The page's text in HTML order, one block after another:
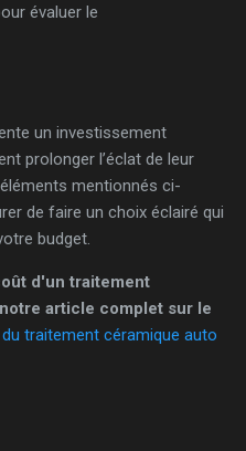
évaluer le
un investissement
prolonger l’éclat de leur
mentionnés ci-
de faire un choix éclairé qui
budget.
d'un traitement
article complet sur le
traitement céramique auto